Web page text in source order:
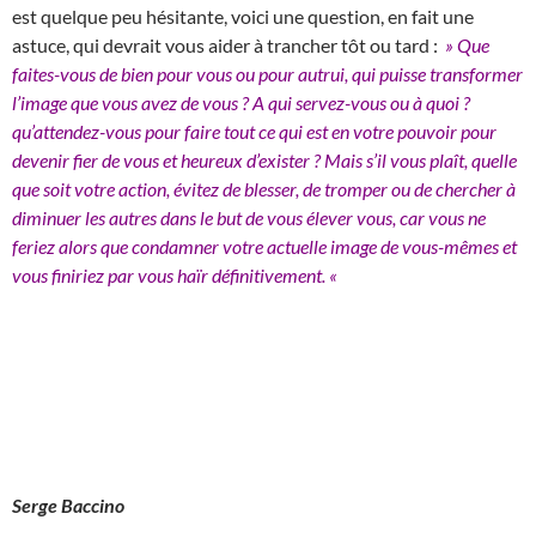
est quelque peu hésitante, voici une question, en fait une
astuce, qui devrait vous aider à trancher tôt ou tard : » Que
faites-vous de bien pour vous ou pour autrui, qui puisse transformer
l’image que vous avez de vous ? A qui servez-vous ou à quoi ?
qu’attendez-vous pour faire tout ce qui est en votre pouvoir pour
devenir fier de vous et heureux d’exister ? Mais s’il vous plaît, quelle
que soit votre action, évitez de blesser, de tromper ou de chercher à
diminuer les autres dans le but de vous élever vous, car vous ne
feriez alors que condamner votre actuelle image de vous-mêmes et
vous finiriez par vous haïr définitivement. «
Serge Baccino